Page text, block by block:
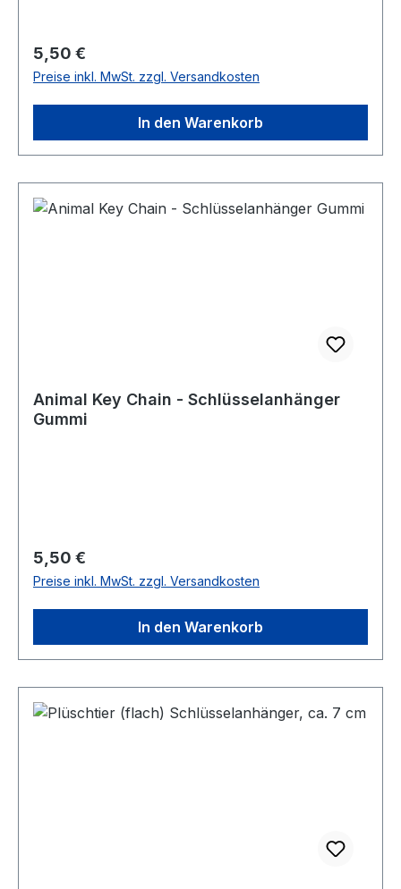
Regulärer Preis:
5,50 €
Preise inkl. MwSt. zzgl. Versandkosten
In den Warenkorb
Animal Key Chain - Schlüsselanhänger
Gummi
Regulärer Preis:
5,50 €
Preise inkl. MwSt. zzgl. Versandkosten
In den Warenkorb